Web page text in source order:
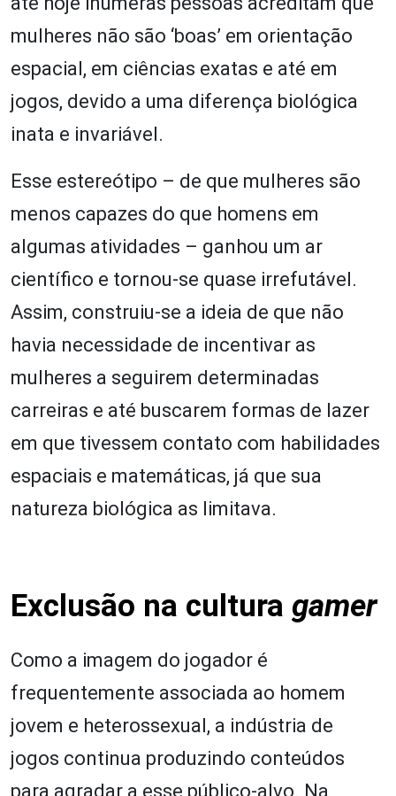
mulheres não são ‘boas’ em orientação
espacial, em ciências exatas e até em
jogos, devido a uma diferença biológica
inata e invariável.
Esse estereótipo – de que mulheres são
menos capazes do que homens em
algumas atividades – ganhou um ar
científico e tornou-se quase irrefutável.
Assim, construiu-se a ideia de que não
havia necessidade de incentivar as
mulheres a seguirem determinadas
carreiras e até buscarem formas de lazer
em que tivessem contato com habilidades
espaciais e matemáticas, já que sua
natureza biológica as limitava.
Exclusão na cultura gamer
Como a imagem do jogador é
frequentemente associada ao homem
jovem e heterossexual, a indústria de
jogos continua produzindo conteúdos
para agradar a esse público-alvo. Na